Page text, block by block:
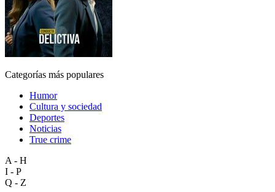
Categorías más populares
Humor
Cultura y sociedad
Deportes
Noticias
True crime
A - H
I - P
Q - Z